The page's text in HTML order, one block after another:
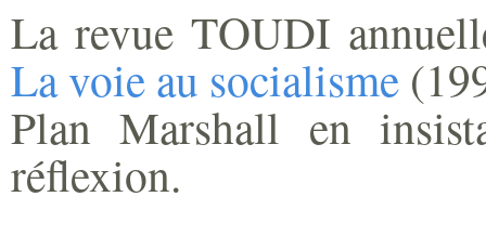
La revue TOUDI
La voie au socialisme
Plan Marshall en
réflexion.